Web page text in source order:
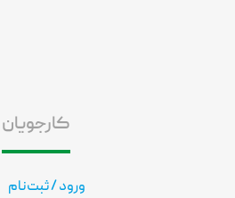
کارجویان
ورود / ثبت‌نام